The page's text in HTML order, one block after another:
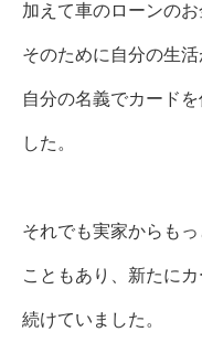
加えて車のローンの
そのために自分の生
自分の名義でカード
した。
それでも実家からも
こともあり、新たに
続けていました。